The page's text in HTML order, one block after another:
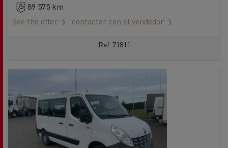
89 575 km
See the offer
contactar con el vendedor
Ref: 71811